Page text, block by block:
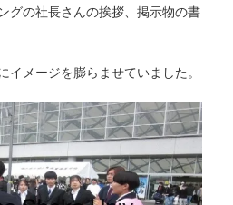
グの社長さんの挨拶、掲示物の書
イメージを膨らませていました。